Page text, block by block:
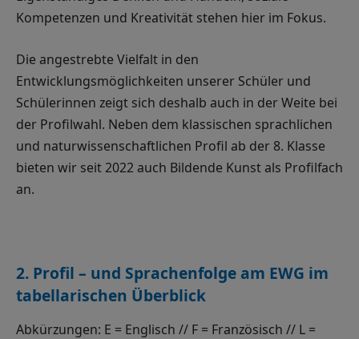
Kompetenzen und Kreativität stehen hier im Fokus.
Die angestrebte Vielfalt in den
Entwicklungsmöglichkeiten unserer Schüler und
Schülerinnen zeigt sich deshalb auch in der Weite bei
der Profilwahl. Neben dem klassischen sprachlichen
und naturwissenschaftlichen Profil ab der 8. Klasse
bieten wir seit 2022 auch Bildende Kunst als Profilfach
an.
2. Profil – und Sprachenfolge am EWG im
tabellarischen Überblick
Abkürzungen: E = Englisch // F = Französisch // L =